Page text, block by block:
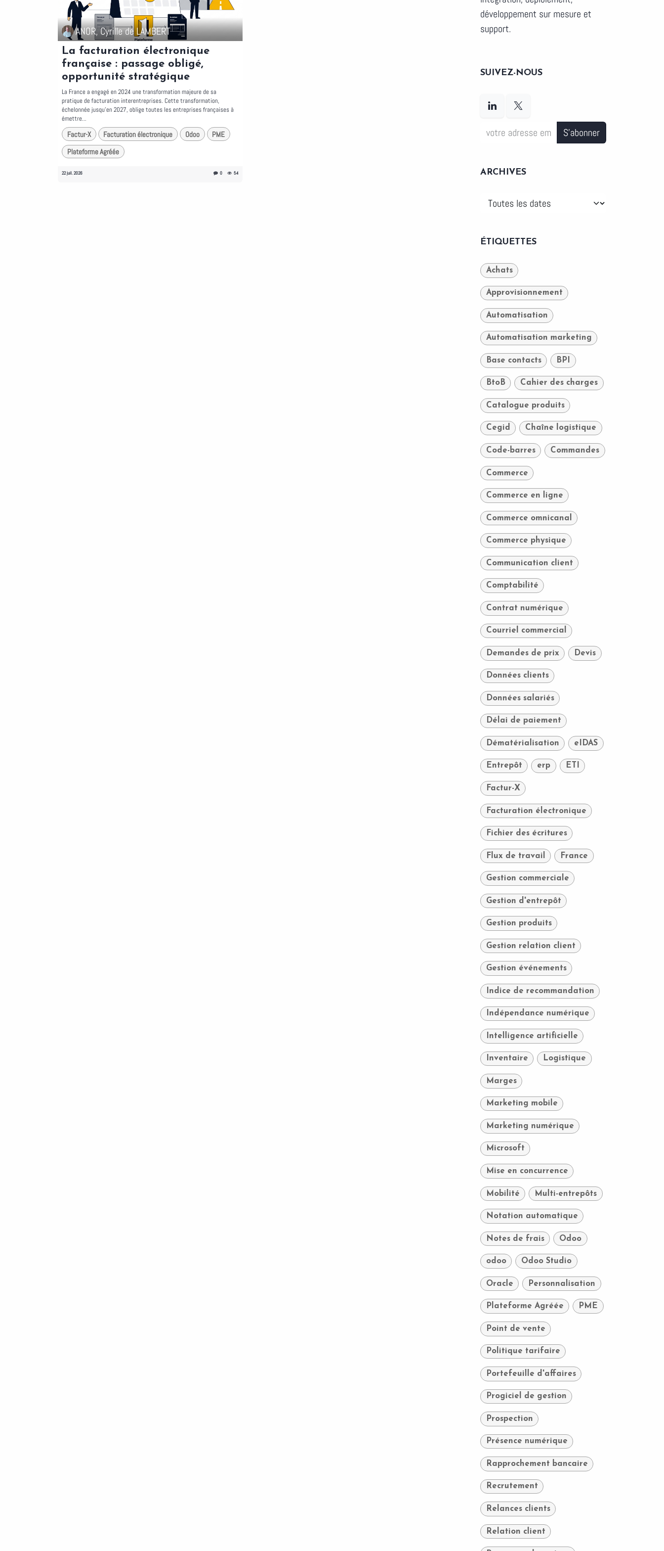
ANOR, Cyrille de LAMBERT
La facturation électronique
française : passage obligé,
opportunité stratégique
La France a engagé en 2024 une transformation majeure de sa
pratique de facturation interentreprises. Cette transformation,
échelonnée jusqu'en 2027, oblige toutes les entreprises françaises à
émettre...
Factur-X Facturation électronique Odoo
PME
Plateforme Agréée
22 juil. 2026 0 54
développement sur mesure et
support.
SUIVEZ-NOUS
S'abonner
ARCHIVES
ÉTIQUETTES
Achats
Approvisionnement
Automatisation
Automatisation marketing
Base contacts BPI
BtoB Cahier des charges
Catalogue produits
Cegid Chaîne logistique
Code-barres Commandes
Commerce
Commerce en ligne
Commerce omnicanal
Commerce physique
Communication client
Comptabilité
Contrat numérique
Courriel commercial
Demandes de prix Devis
Données clients
Données salariés
Délai de paiement
Dématérialisation eIDAS
Entrepôt erp ETI
Factur-X
Facturation électronique
Fichier des écritures
Flux de travail France
Gestion commerciale
Gestion d'entrepôt
Gestion produits
Gestion relation client
Gestion événements
Indice de recommandation
Indépendance numérique
Intelligence artificielle
Inventaire Logistique
Marges
Marketing mobile
Marketing numérique
Microsoft
Mise en concurrence
Mobilité Multi-entrepôts
Notation automatique
Notes de frais Odoo
odoo Odoo Studio
Oracle Personnalisation
Plateforme Agréée PME
Point de vente
Politique tarifaire
Portefeuille d'affaires
Progiciel de gestion
Prospection
Présence numérique
Rapprochement bancaire
Recrutement
Relances clients
Relation client